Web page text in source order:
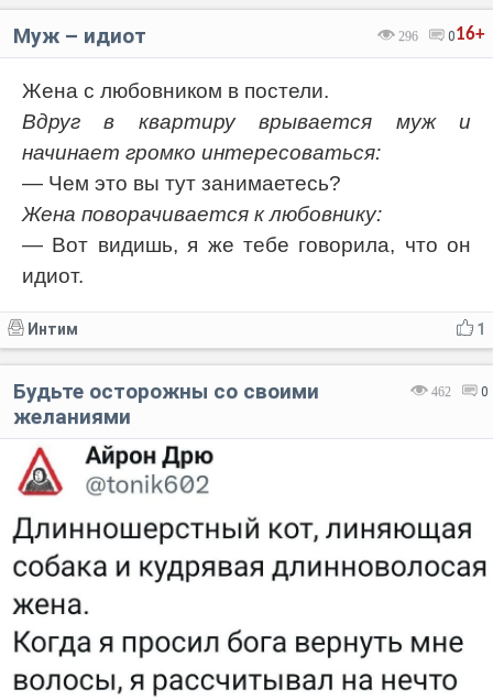
16+
296 0
Муж – идиот
Жена с любовником в постели.
Вдруг в квартиру врывается муж и
начинает громко интересоваться:
— Чем это вы тут занимаетесь?
Жена поворачивается к любовнику:
— Вот видишь, я же тебе говорила, что он
идиот.
1
Интим
462 0
Будьте осторожны со своими
желаниями